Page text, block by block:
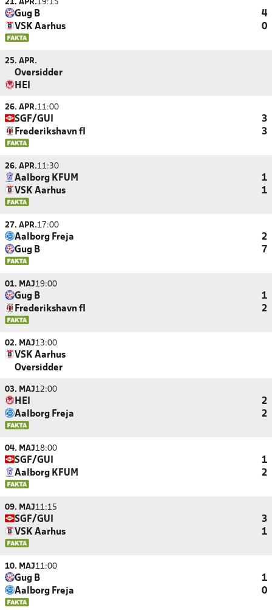
21. APR.19:15
Gug B
4
VSK Aarhus
0
25. APR.
Oversidder
HEI
26. APR.11:00
SGF/GUI
3
Frederikshavn fI
3
26. APR.11:30
Aalborg KFUM
1
VSK Aarhus
1
27. APR.17:00
Aalborg Freja
2
Gug B
7
01. MAJ19:00
Gug B
1
Frederikshavn fI
2
02. MAJ13:00
VSK Aarhus
Oversidder
03. MAJ12:00
HEI
2
Aalborg Freja
2
04. MAJ18:00
SGF/GUI
1
Aalborg KFUM
2
09. MAJ11:15
SGF/GUI
3
VSK Aarhus
1
10. MAJ11:00
Gug B
1
Aalborg Freja
0